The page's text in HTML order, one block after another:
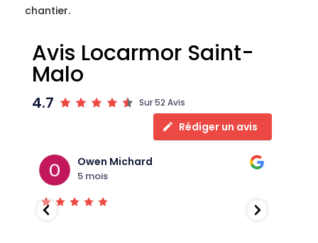
chantier.
Avis Locarmor Saint-
Malo
4.7 Sur 52 Avis
Rédiger un avis
Owen Michard
5 mois